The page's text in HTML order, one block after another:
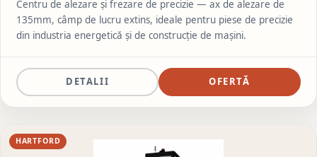
Centru de alezare și frezare de precizie — ax de alezare de
135mm, câmp de lucru extins, ideale pentru piese de precizie
din industria energetică și de construcție de mașini.
DETALII OFERTĂ
HARTFORD